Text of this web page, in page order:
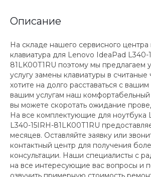
Описание
На складе нашего сервисного центра
клавиатура для Lenovo IdeaPad L340-
81LK00T1RU поэтому мы предлагаем
услугу замены клавиатуры в считаные
хотите на долго расставаться с
вашим услугам наш
вы можете скоротать ожидание
На все комплектующие для ноутбука
L340-15IRH-81LK00T1RU
месяцев. Оставляйте заявку или
контактный центр для получения
консультации. Наши специалисты с
на все интересующие вас вопросы и